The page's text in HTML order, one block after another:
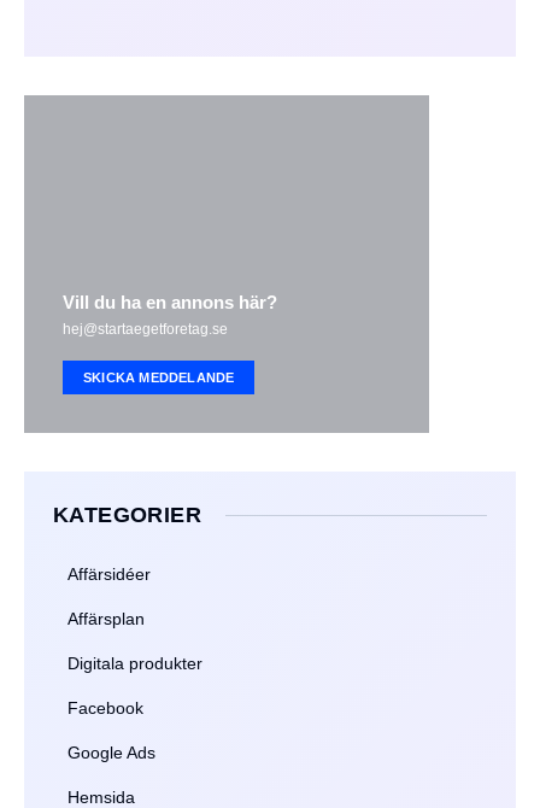
Vill du ha en annons här?
hej@startaegetforetag.se
SKICKA MEDDELANDE
KATEGORIER
Affärsidéer
Affärsplan
Digitala produkter
Facebook
Google Ads
Hemsida